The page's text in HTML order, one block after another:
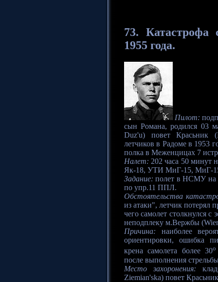
73. Катастрофа
1955 года.
Пилот:
сын Романа, родился 03
Duz'u) повет Красьник
летчиков в Радоме в 1953
полка в Меженцицах 7
Налет: 202 часа 50 минут
Як-18, УТИ МиГ-15, МиГ-
Задание: полет в НСМУ на
по упр.11 ППЛ.
Обстоятельства
из атаки", летчик потерял
чего самолет столкнулся
неподплеку м.Вержбы
Причина: наиболее
ориентировки, ошибка
крена самолета более 30o
после выполнения
Место захоронения:
Ziemian'ska) повет